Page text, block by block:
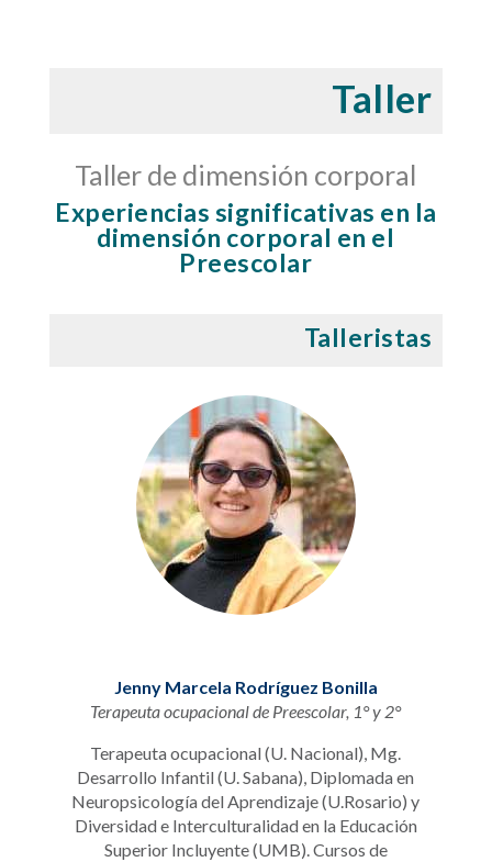
Taller
Taller de dimensión corporal
Experiencias significativas en la
dimensión corporal en el
Preescolar
Talleristas
Jenny Marcela Rodríguez Bonilla
Terapeuta ocupacional de Preescolar, 1° y 2°
Terapeuta ocupacional (U. Nacional), Mg.
Desarrollo Infantil (U. Sabana), Diplomada en
Neuropsicología del Aprendizaje (U.Rosario) y
Diversidad e Interculturalidad en la Educación
Superior Incluyente (UMB). Cursos de